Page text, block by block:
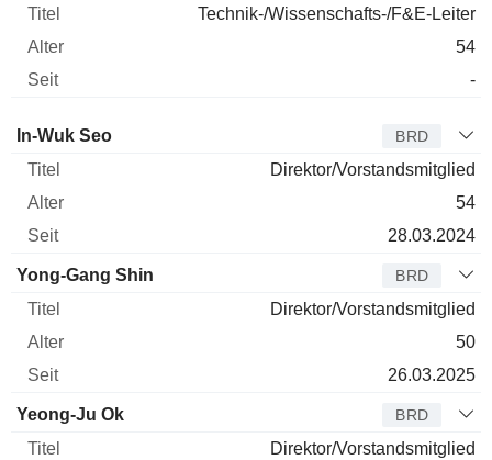
Technik-/Wissenschafts-/F&E-Leiter
54
-
Verwaltungsratsmitglied
In-Wuk Seo BRD
Direktor/Vorstandsmitglied
54
28.03.2024
Yong-Gang Shin BRD
Direktor/Vorstandsmitglied
50
26.03.2025
Yeong-Ju Ok BRD
Direktor/Vorstandsmitglied